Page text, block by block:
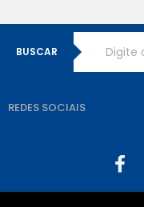
BUSCAR
REDES SOCIAIS